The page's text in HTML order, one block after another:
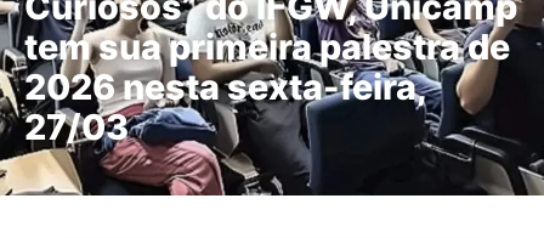
tem sua primeira palestra de
2026 nesta sexta-feira,
27/03